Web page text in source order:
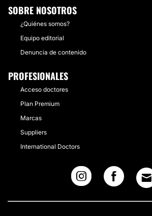
SOBRE NOSOTROS
¿Quiénes somos?
Equipo editorial
Denuncia de contenido
PROFESIONALES
Acceso doctores
Plan Premium
Marcas
Suppliers
International Doctors